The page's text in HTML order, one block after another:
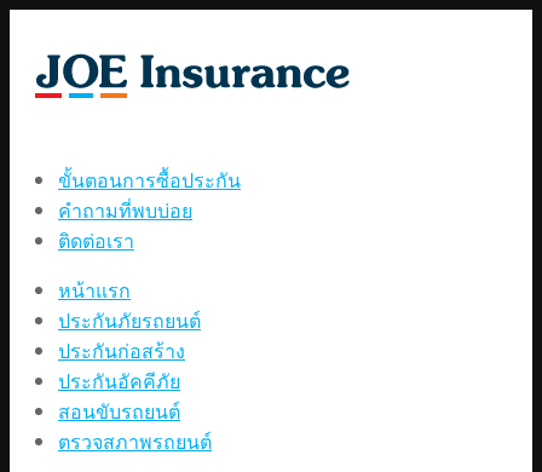
ขั้นตอนการซื้อประกัน
คำถามที่พบบ่อย
ติดต่อเรา
หน้าแรก
ประกันภัยรถยนต์
ประกันก่อสร้าง
ประกันอัคคีภัย
สอนขับรถยนต์
ตรวจสภาพรถยนต์